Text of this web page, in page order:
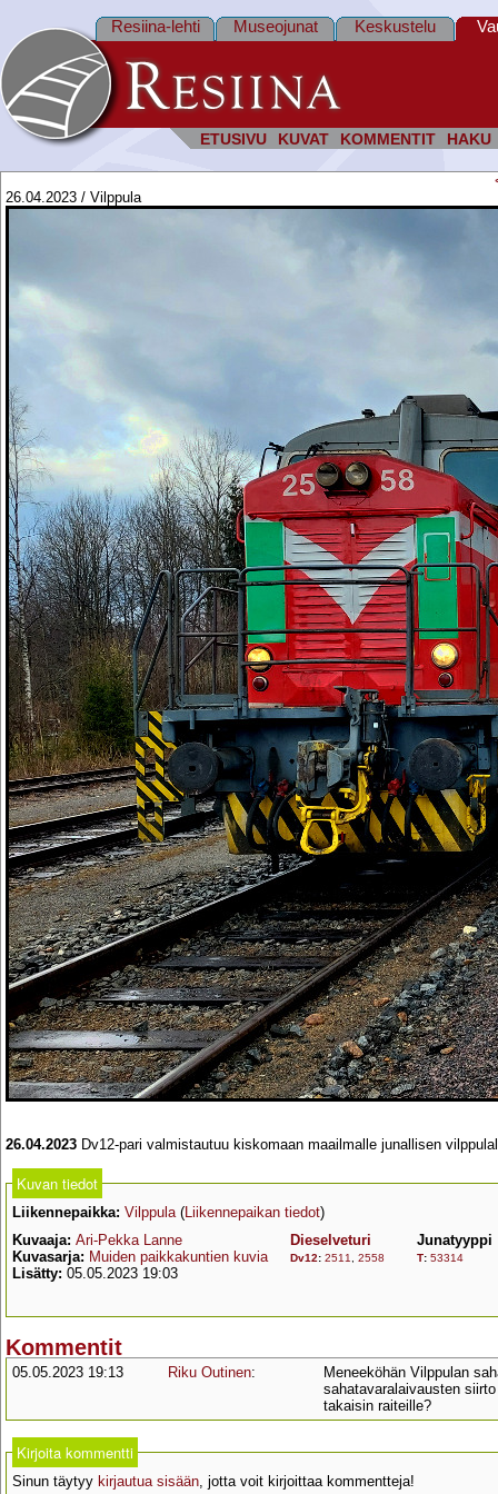
ETUSIVU KUVAT KOMMENTIT HAKU
Resiina-lehti Museojunat Keskustelu
26.04.2023 / Vilppula
26.04.2023 Dv12-pari valmistautuu kiskomaan maailmalle junallisen
Kuvan tiedot
Liikennepaikka: Vilppula(Liikennepaikan tiedot)
Kuvaaja: Ari-Pekka Lanne
Kuvasarja: Muiden paikkakuntien kuvia
Lisätty: 05.05.2023 19:03
Dieselveturi
Dv12: 2511 2558
Junatyyppi
T: 53314
Kommentit
05.05.2023 19:13 Riku Outinen:
Meneeköhän Vilppulan
sahatavaralaivausten
takaisin raiteille?
Kirjoita kommentti
Sinun täytyy kirjautua sisään, jotta voit kirjoittaa kommentteja!